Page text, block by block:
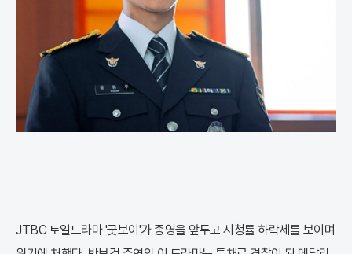
JTBC 토일드라마 '굿보이'가 종영을 앞두고 시청률 하락세를 보이며